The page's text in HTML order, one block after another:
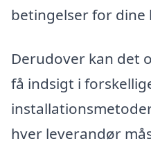
betingelser for dine
Derudover kan det
få indsigt i
hver leverandør